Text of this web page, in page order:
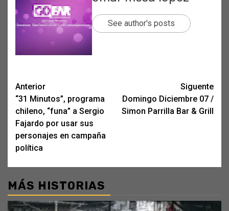
See author's posts
Post
navigation
Anterior
“31 Minutos”, programa
chileno, “funa” a Sergio
Fajardo por usar sus
personajes en campaña
política
Siguente
Domingo Diciembre 07 /
Simon Parrilla Bar & Grill
MÁS HISTORIAS